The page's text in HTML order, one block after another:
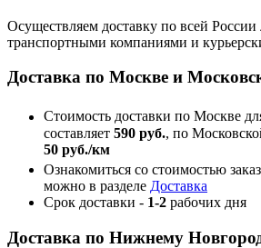
Осуществляем доставку по всей
транспортными компаниями и
Доставка по Москве и
Стоимость доставки по Москве
составляет 590 руб., по
50 руб./км
Ознакомиться со стоимостью
можно в разделе Доставка
Срок доставки - 1-2 рабочих дня
Доставка по Нижнему